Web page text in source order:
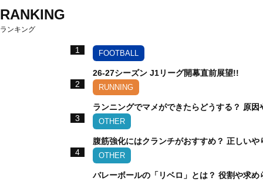
RANKING
ランキング
1 FOOTBALL
26-27シーズン J1リーグ開幕直前展望!!
2
RUNNING
ランニングでマメができたらどうする？ 原
3
OTHER
腹筋強化にはクランチがおすすめ？ 正しいや
4
OTHER
バレーボールの「リベロ」とは？ 役割や求め